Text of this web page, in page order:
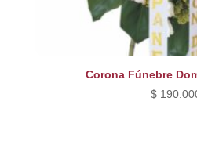
Corona Fúnebre
$